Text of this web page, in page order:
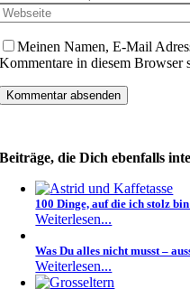
Meinen Namen, E-Mail
Kommentare in diesem Browser
Beiträge, die Dich ebenfalls
100 Dinge, auf die ich stolz
Weiterlesen...
Was Du alles nicht musst –
Weiterlesen...